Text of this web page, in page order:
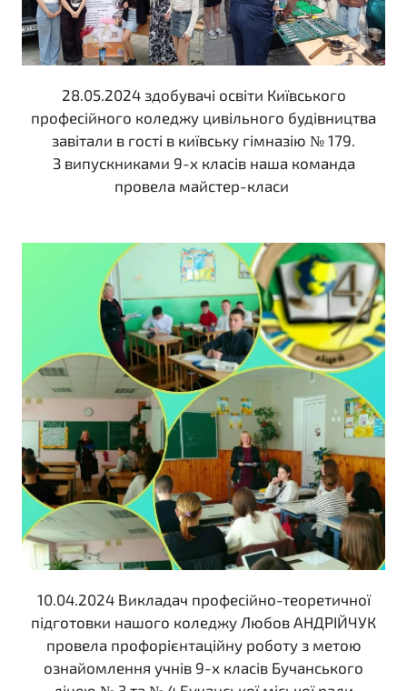
28.05.2024 здобувачі освіти Київського
професійного коледжу цивільного будівництва
завітали в гості в київську гімназію № 179.
З випускниками 9-х класів наша команда
провела майстер-класи
10.04.2024 Викладач професійно-теоретичної
підготовки нашого коледжу Любов АНДРІЙЧУК
провела профорієнтаційну роботу з метою
ознайомлення учнів 9-х класів Бучанського